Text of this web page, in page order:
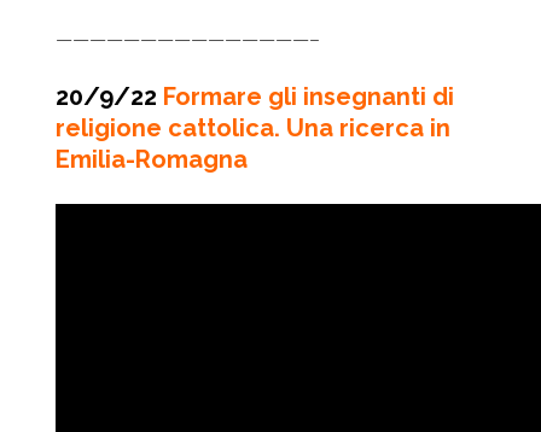
———————————————–
20/9/22 Formare gli insegnanti di
religione cattolica. Una ricerca in
Emilia-Romagna